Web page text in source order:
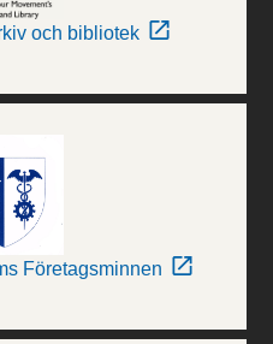
och bibliotek
Företagsminnen